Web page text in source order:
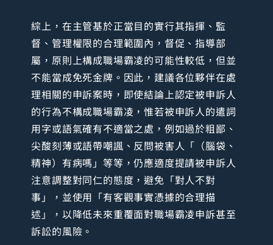
綜上，在主管基於正當目的實行其指揮、監
督、管理權限的合理範圍內，督促、指導部
屬，原則上構成職場霸凌的可能性較低，但並
不能當成免死金牌。因此，建議各位夥伴在處
理相關的申訴案時，即使結論上認定被申訴人
的行為不構成職場霸凌，惟若被申訴人的遣詞
用字或語氣確有不適當之處，例如過於粗鄙、
尖酸刻薄或語帶嘲諷、反問被害人「（腦袋、
精神）有病嗎」等等，仍應適度提請被申訴人
注意調整對同仁的態度，避免「對人不對
事」，並使用「有客觀事實憑據的合理描
述」，以降低未來重覆面對職場霸凌申訴甚至
訴訟的風險。